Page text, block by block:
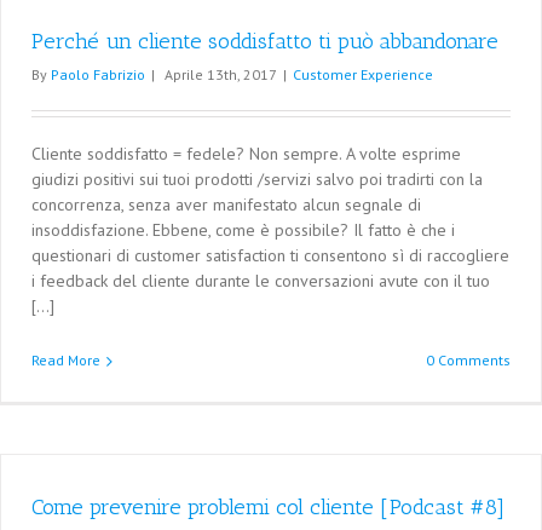
Perché un cliente soddisfatto ti può abbandonare
By Paolo Fabrizio | Aprile 13th, 2017 | Customer Experience
Cliente soddisfatto = fedele? Non sempre. A volte esprime
giudizi positivi sui tuoi prodotti /servizi salvo poi tradirti con la
concorrenza, senza aver manifestato alcun segnale di
insoddisfazione. Ebbene, come è possibile? Il fatto è che i
questionari di customer satisfaction ti consentono sì di raccogliere
i feedback del cliente durante le conversazioni avute con il tuo
[...]
Read More 0 Comments
Come prevenire problemi col cliente [Podcast #8]